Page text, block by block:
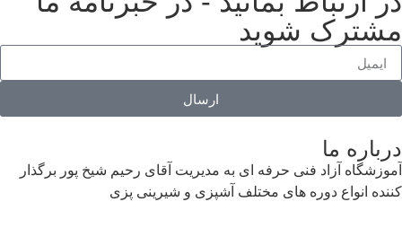
مشترک شوید
ارسال
درباره ما
آموزشگاه آزاد فنی حرفه ای به مدیریت آقای رحیم شیخ پور برگذار
کننده انواع دوره های مختلف آشپزی و شیرینی پزی